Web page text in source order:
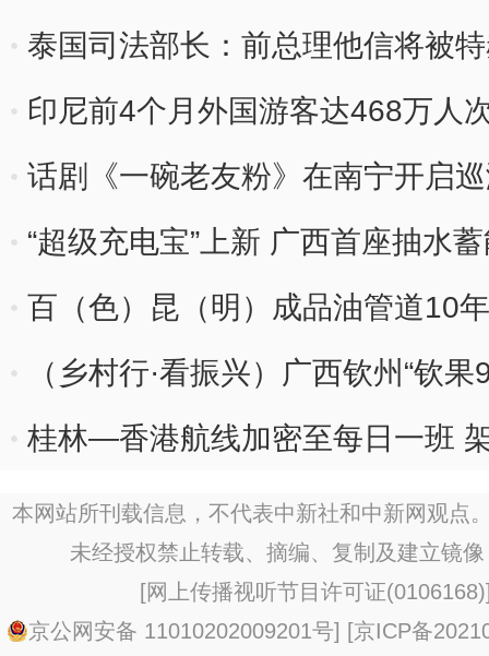
泰国司法部长：前总理他信将被
印尼前4个月外国游客达468万人
话剧《一碗老友粉》在南宁开启
“超级充电宝”上新 广西首座抽水
顶
百（色）昆（明）成品油管道10
（乡村行·看振兴）广西钦州“钦
桂林—香港航线加密至每日一班
本网站所刊载信息，不代表中新社和中新网观点
未经授权禁止转载、摘编、复制及建立镜
[网上传播视听节目许可证(0106168)
京公网安备 11010202009201号] [京ICP备